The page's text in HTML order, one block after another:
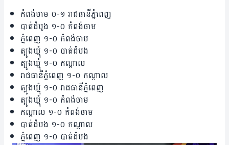
កំពង់ចាម ០-១ រាជ​ធានី​ភ្នំពេញ
បាត់ដំបូង ១-០ កំពង់ចាម
ភ្នំពេញ ១-០ កំពង់ចាម
ត្បូងឃ្មុំ ១-០ បាត់ដំបង
ត្បូង​ឃ្មុំ ១-០ កណ្តាល
រាជ​ធានីភ្នំពេញ ១-០ កណ្តាល
ត្បូងឃ្មុំ ១-០ រាជ​ធានី​ភ្នំពេញ
ត្បូងឃ្មុំ ១-០ កំពង់ចាម
កណ្តាល ១-០ កំពង់ចាម
បាត់ដំបង ១-០ កណ្តាល
ភ្នំពេញ ១-០ បាត់ដំបង